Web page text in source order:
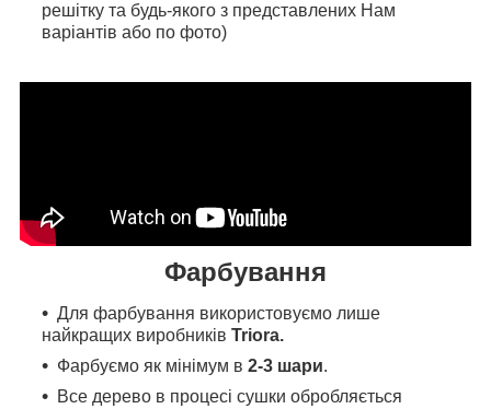
решітку та будь-якого з представлених Нам
варіантів або по фото)
Фарбування
Для фарбування використовуємо лише
найкращих виробників Triora.
Фарбуємо як мінімум в 2-3 шари.
Все дерево в процесі сушки обробляється